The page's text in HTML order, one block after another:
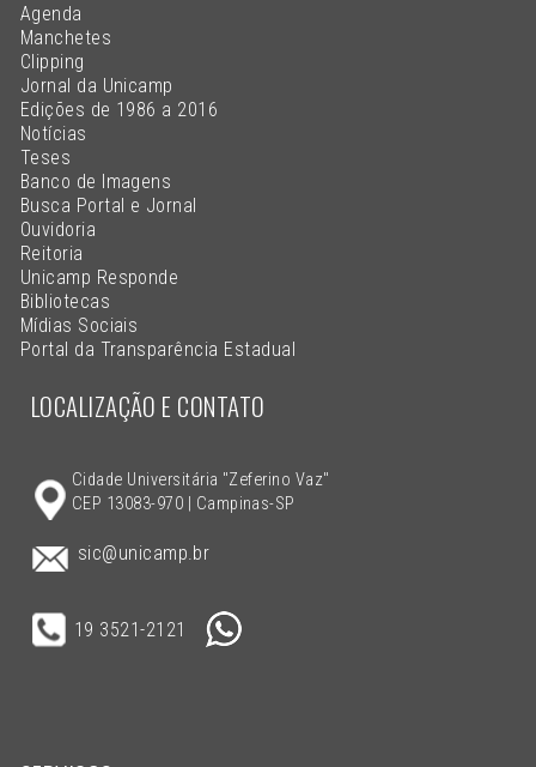
Agenda
Manchetes
Clipping
Jornal da Unicamp
Edições de 1986 a 2016
Notícias
Teses
Banco de Imagens
Busca Portal e Jornal
Ouvidoria
Reitoria
Unicamp Responde
Bibliotecas
Mídias Sociais
Portal da Transparência Estadual
LOCALIZAÇÃO E CONTATO
Cidade Universitária "Zeferino Vaz"
CEP 13083-970 | Campinas-SP
sic@unicamp.br
19 3521-2121